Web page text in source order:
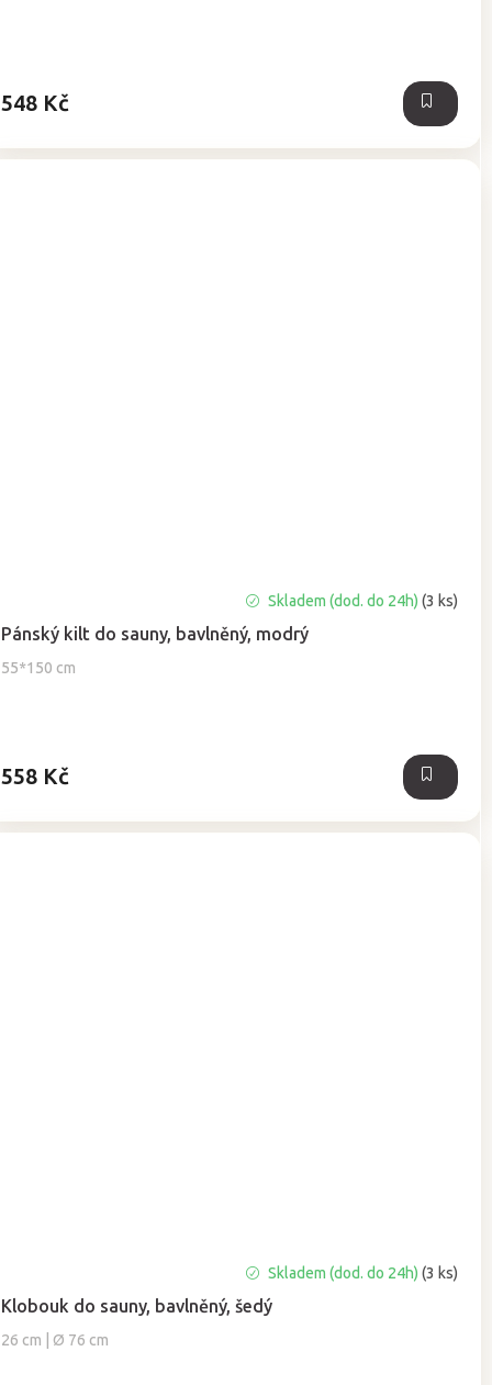
548 Kč
Pánský kilt do sauny, bavlněný, modrý
55*150 cm
Skladem (dod. do 24h) (3 ks)
558 Kč
Klobouk do sauny, bavlněný, šedý
26 cm | Ø 76 cm
hodnocení
produktu
je
Skladem (dod. do 24h)(3 ks)